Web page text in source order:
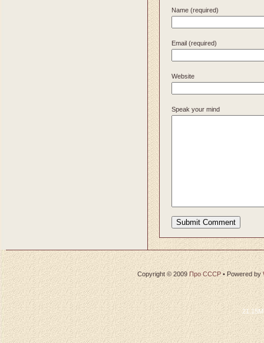
Name (required)
Email (required)
Website
Speak your mind
Copyright © 2009 Про СССР•Powered by